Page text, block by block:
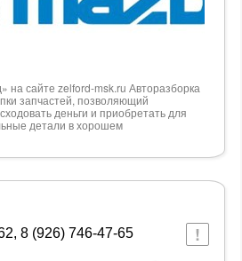
zelford-msk.ru Авторазборка
запчастей, позволяющий
деньги и приобретать для
детали в хорошем
8 (926) 746-47-65